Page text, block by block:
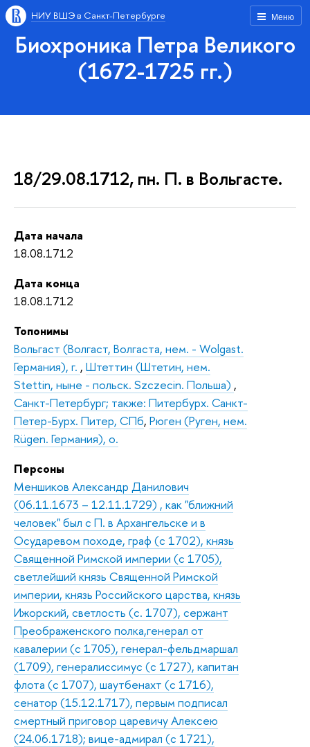
Меню
НИУ ВШЭ в Санкт-Петербурге
Биохроника Петра Великого
(1672-1725 гг.)
18/29.08.1712, пн. П. в Вольгасте.
Дата начала
18.08.1712
Дата конца
18.08.1712
Топонимы
Вольгаст (Волгаст, Волгаста, нем. - Wolgast.
Германия), г. , Штеттин (Штетин, нем.
Stettin, ныне - польск. Szczecin. Польша) ,
Санкт-Петербург; также: Питербурх. Санкт-
Петер-Бурх. Питер, СПб, Рюген (Руген, нем.
Rügen. Германия), о.
Персоны
Меншиков Александр Данилович
(06.11.1673 – 12.11.1729) , как "ближний
человек" был с П. в Архангельске и в
Осударевом походе, граф (с 1702), князь
Священной Римской империи (с 1705),
светлейший князь Священной Римской
империи, князь Российского царства, князь
Ижорский, светлость (с. 1707), сержант
Преображенского полка,генерал от
кавалерии (с 1705), генерал-фельдмаршал
(1709), генералиссимус (с 1727), капитан
флота (с 1707), шаутбенахт (с 1716),
сенатор (15.12.1717), первым подписал
смертный приговор царевичу Алексею
(24.06.1718); вице-адмирал (с 1721),